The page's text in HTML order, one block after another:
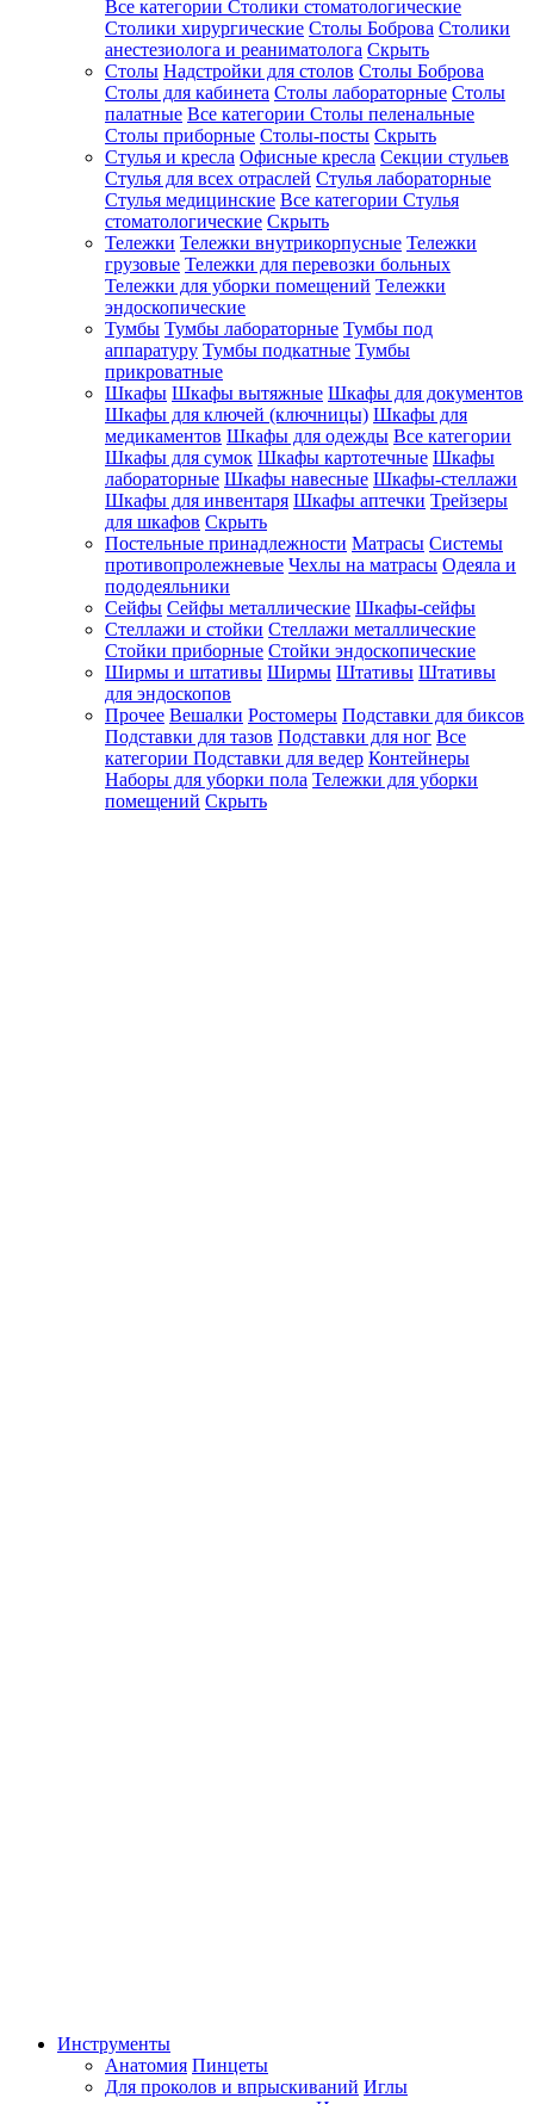
Все категории Столики стоматологические
Столики хирургические Столы Боброва Столики
анестезиолога и реаниматолога Скрыть
Столы Надстройки для столов Столы Боброва
Столы для кабинета Столы лабораторные Столы
палатные Все категории Столы пеленальные
Столы приборные Столы-посты Скрыть
Стулья и кресла Офисные кресла Секции стульев
Стулья для всех отраслей Стулья лабораторные
Стулья медицинские Все категории Стулья
стоматологические Скрыть
Тележки Тележки внутрикорпусные Тележки
грузовые Тележки для перевозки больных
Тележки для уборки помещений Тележки
эндоскопические
Тумбы Тумбы лабораторные Тумбы под
аппаратуру Тумбы подкатные Тумбы
прикроватные
Шкафы Шкафы вытяжные Шкафы для документов
Шкафы для ключей (ключницы) Шкафы для
медикаментов Шкафы для одежды Все категории
Шкафы для сумок Шкафы картотечные Шкафы
лабораторные Шкафы навесные Шкафы-стеллажи
Шкафы для инвентаря Шкафы аптечки Трейзеры
для шкафов Скрыть
Постельные принадлежности Матрасы Системы
противопролежневые Чехлы на матрасы Одеяла и
пододеяльники
Сейфы Сейфы металлические Шкафы-сейфы
Стеллажи и стойки Стеллажи металлические
Стойки приборные Стойки эндоскопические
Ширмы и штативы Ширмы Штативы Штативы
для эндоскопов
Прочее Вешалки Ростомеры Подставки для биксов
Подставки для тазов Подставки для ног Все
категории Подставки для ведер Контейнеры
Наборы для уборки пола Тележки для уборки
помещений Скрыть
Инструменты
Анатомия Пинцеты
Для проколов и впрыскиваний Иглы